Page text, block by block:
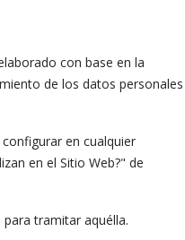
con base en la
de los datos personales
en cualquier
en el Sitio Web?" de
tramitar aquélla.